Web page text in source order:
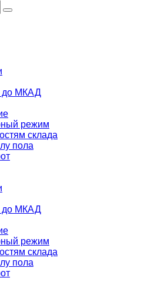
до МКАД
режим
склада
пола
до МКАД
режим
склада
пола